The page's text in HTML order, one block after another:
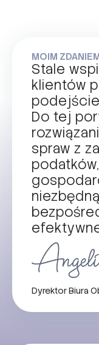
MOIM
Stale
klientów
Do tej
spraw z
Dyrektor Biura